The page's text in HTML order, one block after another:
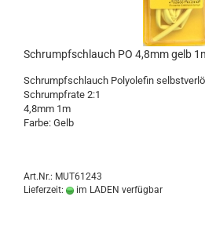
Schrumpfschlauch PO 4,8mm gelb
Schrumpfschlauch Polyolefin
Schrumpfrate 2:1
4,8mm 1m
Farbe: Gelb
Art.Nr.: MUT61243
Lieferzeit:
im LADEN verfügbar